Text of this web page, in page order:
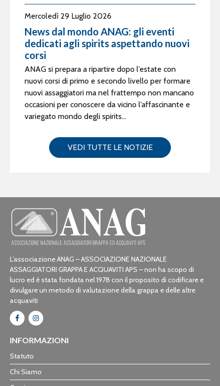
Mercoledì 29 Luglio 2026
News dal mondo ANAG: gli eventi
dedicati agli spirits aspettando nuovi
corsi
ANAG si prepara a ripartire dopo l’estate con
nuovi corsi di primo e secondo livello per formare
nuovi assaggiatori ma nel frattempo non mancano
occasioni per conoscere da vicino l’affascinante e
variegato mondo degli spirits...
VEDI TUTTE LE NOTIZIE
L’associazione ANAG – ASSOCIAZIONE NAZIONALE
ASSAGGIATORI GRAPPA E ACQUAVITI APS – non ha scopo di
lucro ed è stata fondata nel 1978 con il proposito di codificare e
divulgare un metodo di valutazione della grappa e delle altre
acquaviti
INFORMAZIONI
Statuto
Chi Siamo